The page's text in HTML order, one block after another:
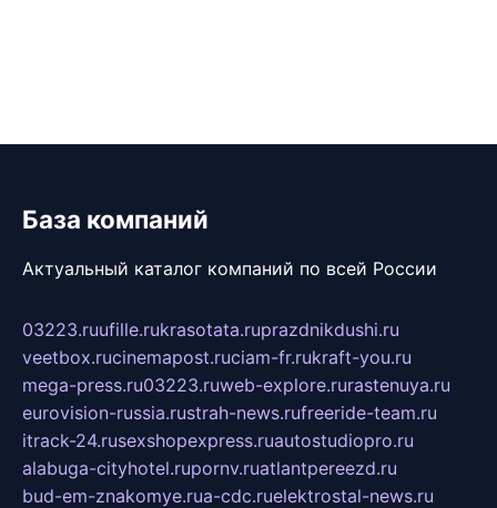
База компаний
Актуальный каталог компаний по всей России
03223.ruufille.rukrasotata.ruprazdnikdushi.ru
veetbox.rucinemapost.ruciam-fr.rukraft-you.ru
mega-press.ru03223.ruweb-explore.rurastenuya.ru
eurovision-russia.rustrah-news.rufreeride-team.ru
itrack-24.rusexshopexpress.ruautostudiopro.ru
alabuga-cityhotel.rupornv.ruatlantpereezd.ru
bud-em-znakomye.rua-cdc.ruelektrostal-news.ru